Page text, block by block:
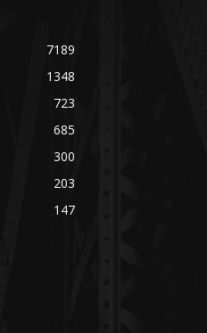
7189
1348
723
685
300
203
147